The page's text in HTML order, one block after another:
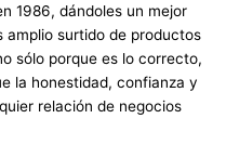
1986, dándoles un mejor
amplio surtido de productos
sólo porque es lo correcto,
la honestidad, confianza y
relación de negocios